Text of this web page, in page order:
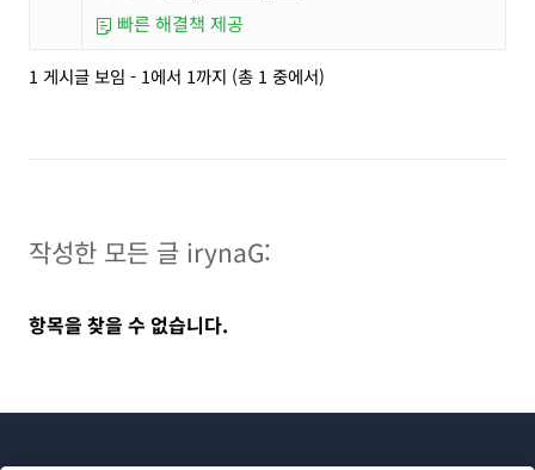
빠른 해결책 제공
1 게시글 보임 - 1에서 1까지 (총 1 중에서)
작성한 모든 글 irynaG:
항목을 찾을 수 없습니다.